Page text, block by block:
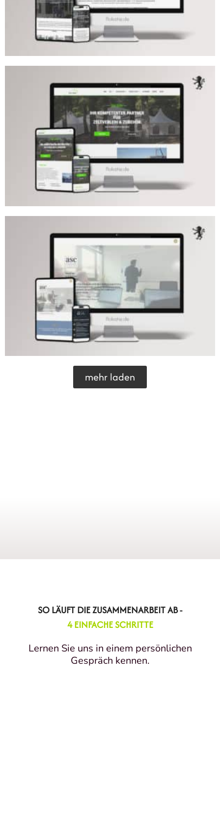
mehr laden
SO LÄUFT DIE ZUSAMMENARBEIT AB -
4 EINFACHE SCHRITTE
Lernen Sie uns in einem persönlichen
Gespräch kennen.